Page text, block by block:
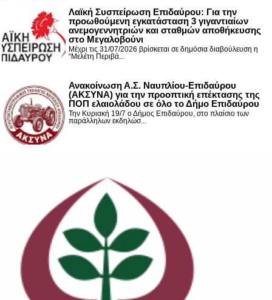
Λαϊκή Συσπείρωση Επιδαύρου: Για την
προωθούμενη εγκατάσταση 3 γιγαντιαίων
ανεμογεννητριών και σταθμών αποθήκευσης
στο Μεγαλοβούνι
Μέχρι τις 31/07/2026 βρίσκεται σε δημόσια διαβούλευση η
“Μελέτη Περιβά...
Ανακοίνωση Α.Σ. Ναυπλίου-Επιδαύρου
(ΑΚΣΥΝΑ) για την προοπτική επέκτασης της
ΠΟΠ ελαιολάδου σε όλο το Δήμο Επιδαύρου
Την Κυριακή 19/7 ο Δήμος Επιδαύρου, στο πλαίσιο των
παράλληλων εκδηλώσ...